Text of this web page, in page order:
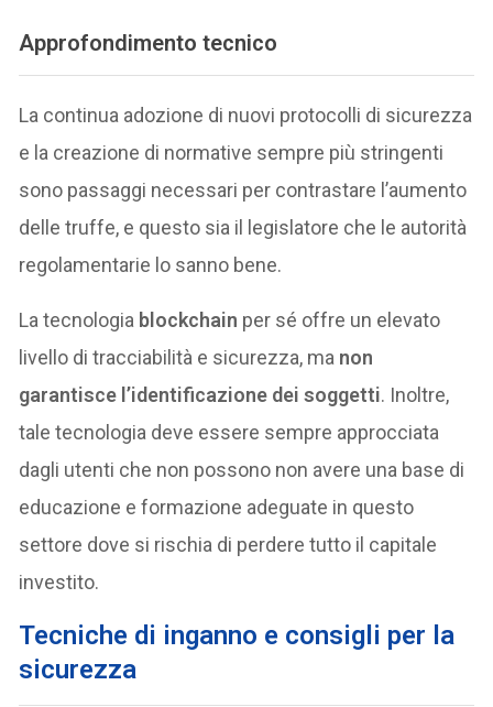
Approfondimento tecnico
La continua adozione di nuovi protocolli di sicurezza
e la creazione di normative sempre più stringenti
sono passaggi necessari per contrastare l’aumento
delle truffe, e questo sia il legislatore che le autorità
regolamentarie lo sanno bene.
La tecnologia blockchain per sé offre un elevato
livello di tracciabilità e sicurezza, ma non
garantisce l’identificazione dei soggetti. Inoltre,
tale tecnologia deve essere sempre approcciata
dagli utenti che non possono non avere una base di
educazione e formazione adeguate in questo
settore dove si rischia di perdere tutto il capitale
investito.
Tecniche di inganno e consigli per la
sicurezza